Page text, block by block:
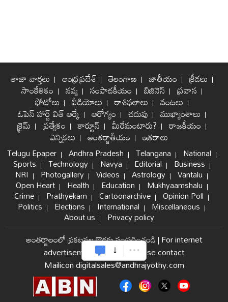
తాజా వార్తలు ఆంధ్రప్రదేశ్ తెలంగాణ జాతీయం క్రీడలు
సాంకేతికం నవ్య సంపాదకీయం బిజినెస్ ప్రవాస
ఫోటోలు వీడియోలు రాశిఫలాలు వంటలు
ఓపెన్ హార్ట్ విత్ ఆర్కే ఆరోగ్యం చదువు ముఖ్యాంశాలు
క్రైమ్ ప్రత్యేకం కార్టూన్ మీరేమంటారు? రాజకీయం
ఎన్నికలు అంతర్జాతీయం ఇతరాలు
Telugu Epaper Andhra Pradesh Telangana National
Sports Technology Navya Editorial Business
NRI Photogallery Videos Astrology Vantalu
Open Heart Health Education Mukhyaamshalu
Crime Prathyekam Cartoonarchive Opinion Poll
Politics Elections International Miscellaneous
About us Privacy policy
అంతర్జాలంలో ప్రకటనల కొరకు సంప్రదించండి|For internet
advertisement and sales please contact
Mailicon digitalsales@andhrajyothy.com